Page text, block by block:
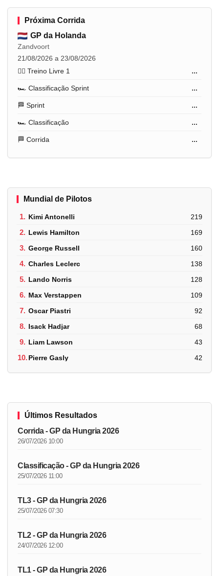
Próxima Corrida
GP da Holanda
Zandvoort
21/08/2026 a 23/08/2026
🏋️‍♂️ Treino Livre 1
...
🏎️ Classificação Sprint ...
🏁 Sprint ...
🏎️ Classificação ...
🏁 Corrida ...
Mundial de Pilotos
1. Kimi Antonelli 219
2. Lewis Hamilton 169
3. George Russell 160
4. Charles Leclerc 138
5. Lando Norris 128
6. Max Verstappen 109
7. Oscar Piastri 92
8. Isack Hadjar 68
9. Liam Lawson 43
10.Pierre Gasly 42
Últimos Resultados
Corrida - GP da Hungria 2026
26/07/2026 10:00
Classificação - GP da Hungria 2026
25/07/2026 11:00
TL3 - GP da Hungria 2026
25/07/2026 07:30
TL2 - GP da Hungria 2026
24/07/2026 12:00
TL1 - GP da Hungria 2026